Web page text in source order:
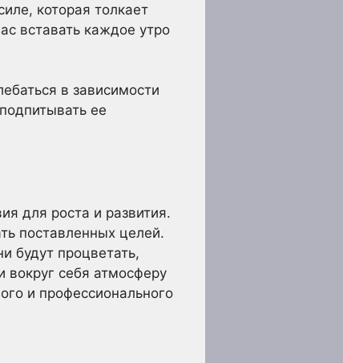
которая толкает
вставать каждое утро
в зависимости
ее
для роста и развития.
поставленных целей.
будут процветать,
вокруг себя атмосферу
и профессионального